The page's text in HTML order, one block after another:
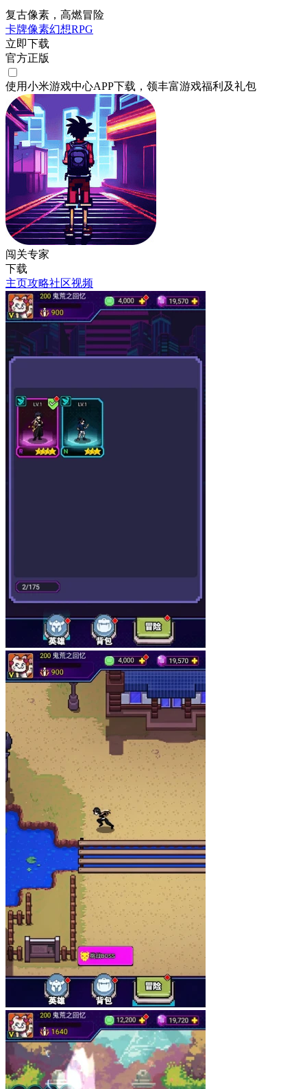
复古像素，高燃冒险
卡牌像素幻想RPG
立即下载
官方正版
使用小米游戏中心APP下载 ，领丰富游戏福利 及礼包
闯关专家
下载
主页攻略社区视频